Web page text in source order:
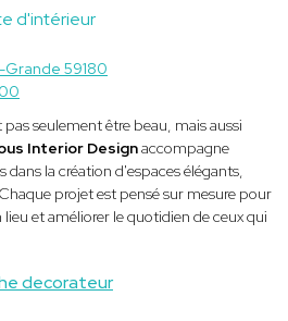
d'intérieur
decorateur
59180
seulement être beau, mais aussi
Interior Designaccompagne
la création d'espaces élégants,
projet est pensé sur mesure pour
et améliorer le quotidien de ceux qui